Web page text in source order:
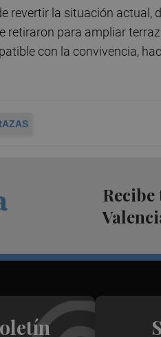
revertir la situación actual,
retiraron para ampliar
con la convivencia,